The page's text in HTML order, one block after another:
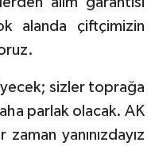
alanda çiftçimizin
sizler toprağa
parlak olacak. AK
yanınızdayız